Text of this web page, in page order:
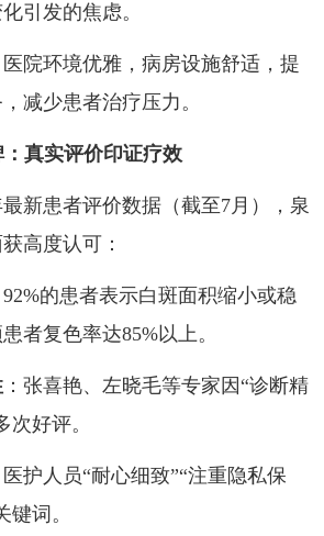
引发的焦虑。
院环境优雅，病房设施舒适，提
减少患者治疗压力。
真实评价印证疗效
患者评价数据（截至7月），泉
高度认可：
的患者表示白斑面积缩小或稳
者复色率达85%以上。
：张喜艳、左晓毛等专家因“诊断精
次好评。
护人员“耐心细致”“注重隐私保
词。